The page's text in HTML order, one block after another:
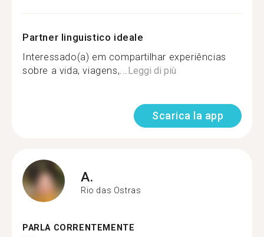
Partner linguistico ideale
Interessado(a) em compartilhar experiências
sobre a vida, viagens,...Leggi di più
Scarica la app
A.
Rio das Ostras
PARLA CORRENTEMENTE